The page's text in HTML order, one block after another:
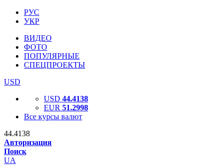
РУС
УКР
ВИДЕО
ФОТО
ПОПУЛЯРНЫЕ
СПЕЦПРОЕКТЫ
USD
USD 44.4138
EUR 51.2998
Все курсы валют
44.4138
Авторизация
Поиск
UA